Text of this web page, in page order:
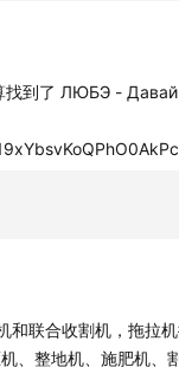
佃农——某种程度
斯无足轻重
、玉米、水稻
找到了 ЛЮБЭ - Давай
和联合收割机，拖拉
、整地机、施肥机、